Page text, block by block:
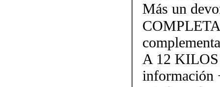
Más un
A 12
información